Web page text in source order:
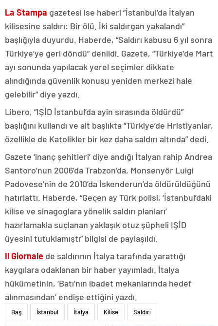
La Stampa gazetesi ise haberi “İstanbul’da İtalyan
kilisesine saldırı: Bir ölü. İki saldırgan yakalandı”
başlığıyla duyurdu. Haberde, “Saldırı kabusu 6 yıl sonra
Türkiye’ye geri döndü” denildi. Gazete, “Türkiye’de Mart
ayı sonunda yapılacak yerel seçimler dikkate
alındığında güvenlik konusu yeniden merkezi hale
gelebilir” diye yazdı.
Libero, “IŞİD İstanbul’da ayin sırasında öldürdü”
başlığını kullandı ve alt başlıkta “Türkiye’de Hristiyanlar,
özellikle de Katolikler bir kez daha saldırı altında” dedi.
Gazete ‘inanç şehitleri’ diye andığı İtalyan rahip Andrea
Santoro’nun 2006’da Trabzon’da, Monsenyör Luigi
Padovese’nin de 2010’da İskenderun’da öldürüldüğünü
hatırlattı. Haberde, “Geçen ay Türk polisi, ‘İstanbul’daki
kilise ve sinagoglara yönelik saldırı planları’
hazırlamakla suçlanan yaklaşık otuz şüpheli IŞİD
üyesini tutuklamıştı” bilgisi de paylaşıldı.
Il Giornale de saldırının İtalya tarafında yarattığı
kaygılara odaklanan bir haber yayımladı. İtalya
hükümetinin, ‘Batı’nın ibadet mekanlarında hedef
alınmasından’ endişe ettiğini yazdı.
Baş İstanbul İtalya Kilise Saldırı